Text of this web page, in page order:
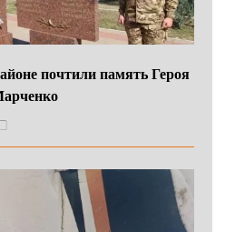
почтили память Героя